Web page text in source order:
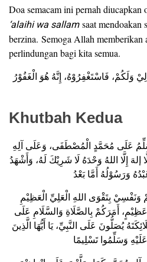
Doa semacam ini pernah diucapkan
‘alaihi wa sallamsaat mendoakan
berzina. Semoga Allah memberikan
perlindungan bagi kita semua.
وَلَكُمْ، فَاسْتَغْفِرُوْهُ، إِنَّهُ هُوَ الْغَفُوْرُ
Khutbah Kedua
عَلَى مُحَمَّدٍ الْمُصْطَفَى، وَعَلَى آلِهِ
إِلَّا اللهُ وَحْدَهُ لَا شَرِيْكَ لَهُ، وَأَشْهَدُ
وَنَفْسِيْ بِتَقْوَى اللهِ الْعَلِيِّ الْعَظِيْمِ
أَمَرَكُمْ بِالصَّلَاةِ وَالسَّلَامِ عَلَى
يُصَلُّونَ عَلَى النَّبِيِّ، يَا أَيُّهَا الَّذِينَ